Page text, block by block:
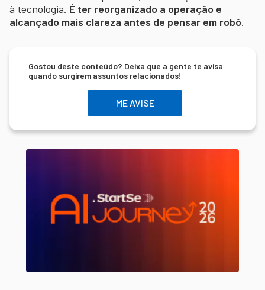
à tecnologia. É ter reorganizado a operação e
alcançado mais clareza antes de pensar em robô.
Gostou deste conteúdo? Deixa que a gente te avisa
quando surgirem assuntos relacionados!
ME AVISE